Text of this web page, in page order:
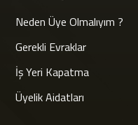
Neden Üye Olmalıyım ?
Gerekli Evraklar
İş Yeri Kapatma
Üyelik Aidatları